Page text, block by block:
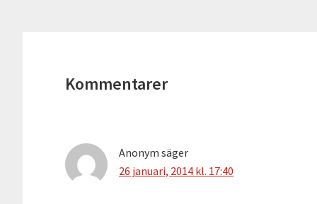
Kommentarer
Anonym säger
26 januari, 2014 kl. 17:40